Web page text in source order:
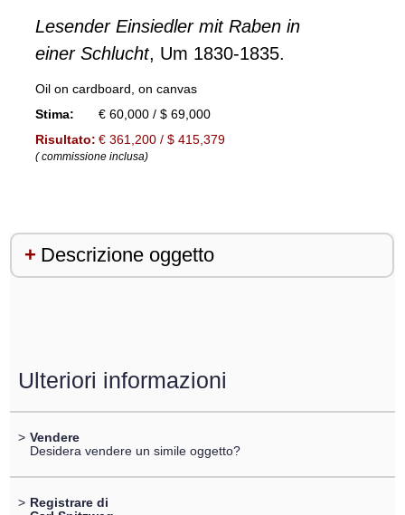
Lesender Einsiedler mit Raben in
einer Schlucht, Um 1830-1835.
Oil on cardboard, on canvas
Stima:
€ 60,000 / $ 69,000
Risultato: € 361,200 / $ 415,379
( commissione inclusa)
Descrizione oggetto
Ulteriori informazioni
> Vendere
Desidera vendere un simile oggetto?
> Registrare di